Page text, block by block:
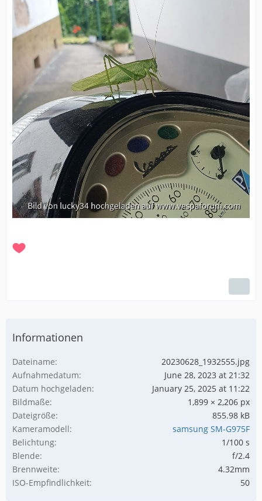
Informationen
Dateiname
20230628_1932555.jpg
Aufnahmedatum
June 28, 2023 at 21:32
Datum hochgeladen
January 25, 2025 at 11:22
Bildmaße
1,899 × 2,206 px
Dateigröße
855.98 kB
Kameramodell
samsung SM-G975F
Belichtung
1/100 s
Blende
f/2.4
Brennweite
4.32mm
ISO-Empfindlichkeit
50